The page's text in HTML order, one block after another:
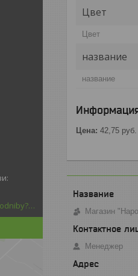
https://www.tiktok.com/@narodniby?_d=secCgYIASAHKAESMgowNi2kqb6kACtPxDFMS5F6dRGTadF39Pc3n3jrlZxq6nMzJ6welMlNk6LtVvGLhTZ4GgA%3D&language=ru&sec_uid=MS4wLjABAAAAGNa8ssld7lkG8CrKEAd5LVQIDzxfLHVPgcTs5w61T8x5BHEa0P95Bf2YgAJrzrfu&sec_user_id=MS4wLjABAAAAGNa8ssl
Цвет
Цвет
название
название
Цена: 42,75 руб.
Магазин
Менеджер